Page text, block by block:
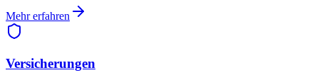
Mehr erfahren
Versicherungen